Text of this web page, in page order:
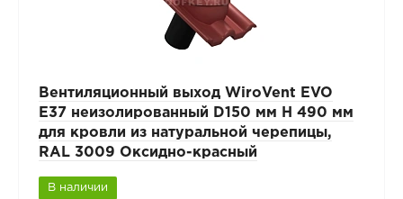
Вентиляционный выход WiroVent EVO
E37 неизолированный D150 мм Н 490 мм
для кровли из натуральной черепицы,
RAL 3009 Оксидно-красный
В наличии